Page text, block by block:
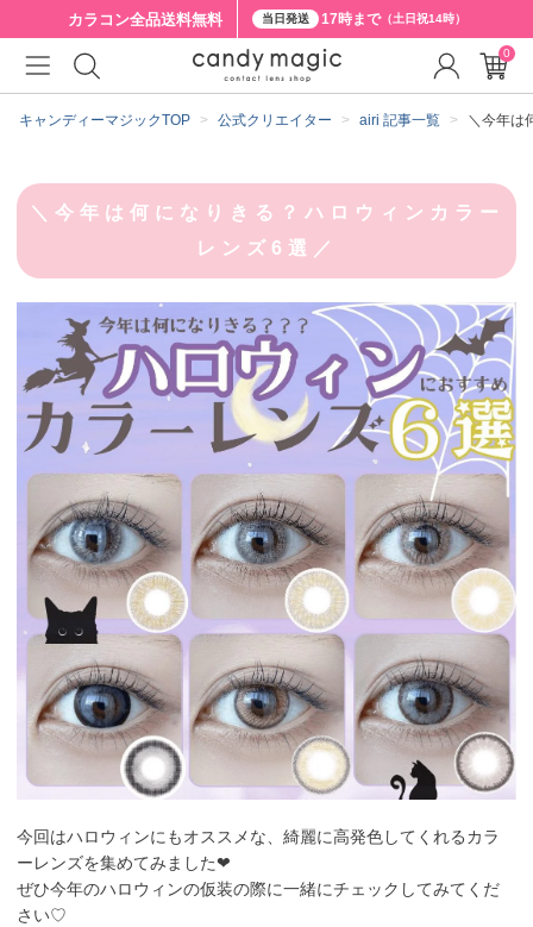
カラコン全品送料無料 当日発送 17時まで（土日祝14時）
キャンディーマジックTOP 公式クリエイター airi 記事一覧 ＼今年は
＼今年は何になりきる？ハロウィンカラー
レンズ6選／
今回はハロウィンにもオススメな、綺麗に高発色してくれるカラ
ーレンズを集めてみました❤︎
ぜひ今年のハロウィンの仮装の際に一緒にチェックしてみてくだ
さい♡
0